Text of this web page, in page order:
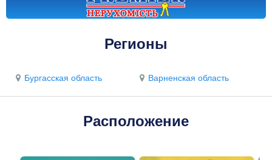
Регионы
Бургасская область Варненская область
Расположение